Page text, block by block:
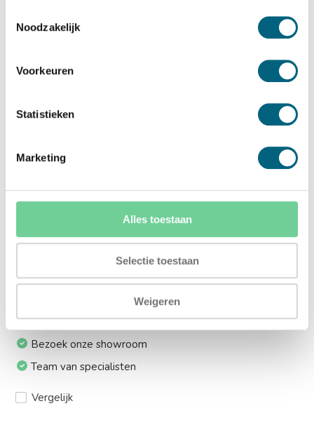
Noodzakelijk
Voorkeuren
Statistieken
Marketing
Alles toestaan
Selectie toestaan
Weigeren
papier)....Toon meer
Meerprijs installeren begane grond of op etage met
Ja (+€169,00)
Ik installeer de kluis graag zelf:
Ja, levering tot aan uw voordeur
24/7 bereikbaar
Bezoek onze showroom
Team van specialisten
Vergelijk